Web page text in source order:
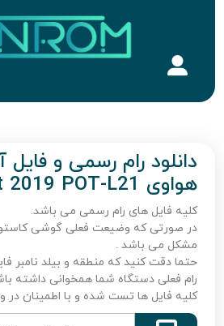
دانلود رام رسمی و
هواوی P Smart 2019 POT-L21
کلیه فایل های رام رسمی می باشد.
در صورتی که وضیعت فعلی گوشی
مشکل می باشد .
حتما دقت کنید که منطقه و بیلد نامبر
رام فعلی دستگاه شما همخوانی داشته
کلیه فایل ها تست شده و با اطمینان در